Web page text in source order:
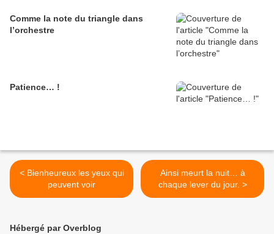
Comme la note du triangle dans
l’orchestre
Patience… !
< Bienheureux les yeux qui
peuvent voir
Ainsi meurt la nuit… à
chaque lever du jour. >
Hébergé par Overblog